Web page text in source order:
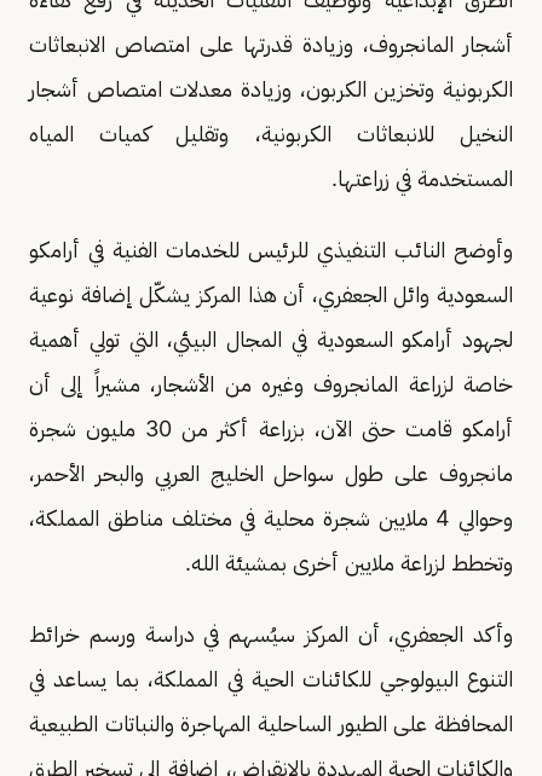
أشجار المانجروف، وزيادة قدرتها على امتصاص الانبعاثات
الكربونية وتخزين الكربون، وزيادة معدلات امتصاص أشجار
النخيل للانبعاثات الكربونية، وتقليل كميات المياه
المستخدمة في زراعتها.
وأوضح النائب التنفيذي للرئيس للخدمات الفنية في أرامكو
السعودية وائل الجعفري، أن هذا المركز يشكّل إضافة نوعية
لجهود أرامكو السعودية في المجال البيئي، التي تولي أهمية
خاصة لزراعة المانجروف وغيره من الأشجار، مشيراً إلى أن
أرامكو قامت حتى الآن، بزراعة أكثر من 30 مليون شجرة
مانجروف على طول سواحل الخليج العربي والبحر الأحمر،
وحوالي 4 ملايين شجرة محلية في مختلف مناطق المملكة،
وتخطط لزراعة ملايين أخرى بمشيئة الله.
وأكد الجعفري، أن المركز سيُسهم في دراسة ورسم خرائط
التنوع البيولوجي للكائنات الحية في المملكة، بما يساعد في
المحافظة على الطيور الساحلية المهاجرة والنباتات الطبيعية
والكائنات الحية المهددة بالانقراض، إضافة إلى تسخير الطرق